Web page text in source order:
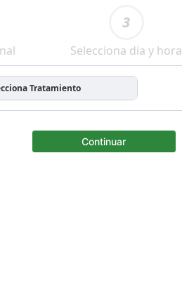
3
Selecciona dia y hora
Tratamiento
Continuar